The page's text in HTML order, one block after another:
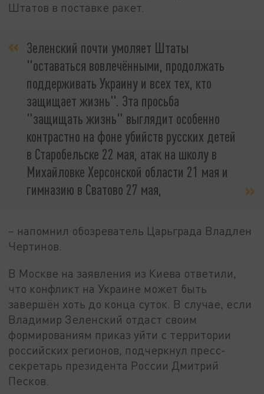
Штатов в поставке ракет.
Зеленский почти умоляет Штаты
"оставаться вовлечёнными, продолжать
поддерживать Украину и всех тех, кто
защищает жизнь". Эта просьба
"защищать жизнь" выглядит особенно
контрастно на фоне убийств русских детей
в Старобельске 22 мая, атак на школу в
Михайловке Херсонской области 21 мая и
гимназию в Сватово 27 мая,
– напомнил обозреватель Царьграда Владлен
Чертинов.
В Москве на заявления из Киева ответили,
что конфликт на Украине может быть
завершён хоть до конца суток. В случае, если
Владимир Зеленский отдаст своим
формированиям приказ уйти с территории
российских регионов, подчеркнул пресс-
секретарь президента России Дмитрий
Песков.